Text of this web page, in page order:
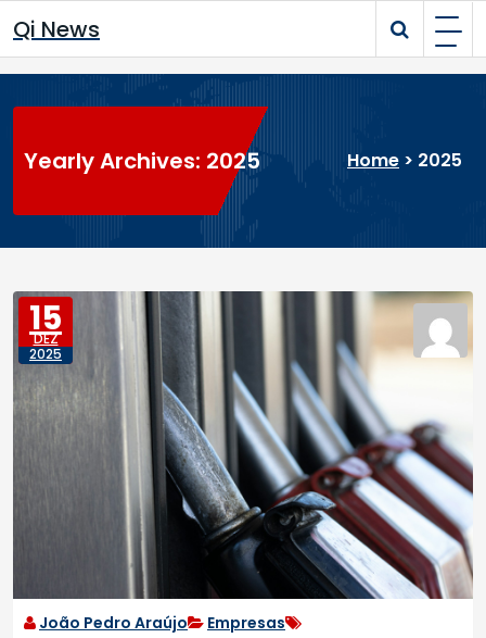
to
content
Qi News
Yearly Archives: 2025 Home > 2025
15
DEZ
2025
João Pedro Araújo Empresas